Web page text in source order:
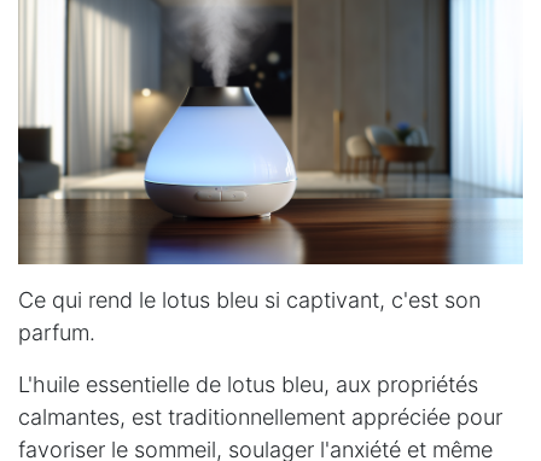
Ce qui rend le lotus bleu si captivant, c'est son
parfum.
L'huile essentielle de lotus bleu, aux propriétés
calmantes, est traditionnellement appréciée pour
favoriser le sommeil, soulager l'anxiété et même